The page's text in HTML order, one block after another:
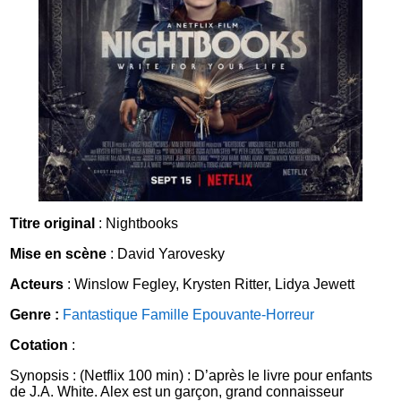
Titre original : Nightbooks
Mise en scène : David Yarovesky
Acteurs : Winslow Fegley, Krysten Ritter, Lidya Jewett
Genre : Fantastique Famille Epouvante-Horreur
Cotation :
Synopsis : (Netflix 100 min) : D’après le livre pour enfants
de J.A. White. Alex est un garçon, grand connaisseur